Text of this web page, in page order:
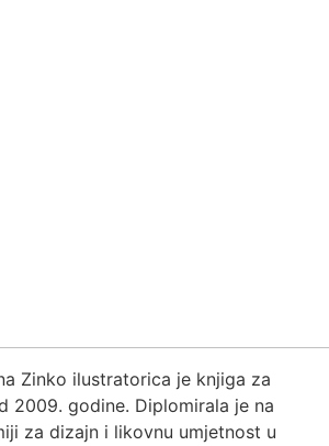
Zinko ilustratorica je knjiga za
2009. godine. Diplomirala je na
za dizajn i likovnu umjetnost u